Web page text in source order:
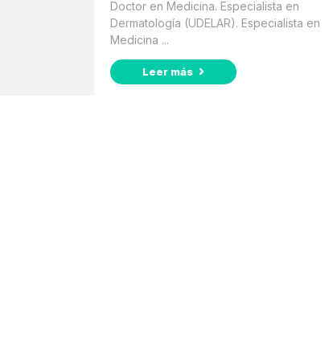
Doctor en Medicina. Especialista en
Dermatología (UDELAR). Especialista en
Medicina ...
Leer más